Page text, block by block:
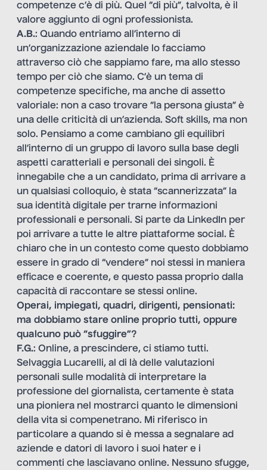
competenze c’è di più. Quel “di più”, talvolta, è il
valore aggiunto di ogni professionista.
A.B.: Quando entriamo all’interno di
un’organizzazione aziendale lo facciamo
attraverso ciò che sappiamo fare, ma allo stesso
tempo per ciò che siamo. C’è un tema di
competenze specifiche, ma anche di assetto
valoriale: non a caso trovare “la persona giusta” è
una delle criticità di un’azienda. Soft skills, ma non
solo. Pensiamo a come cambiano gli equilibri
all’interno di un gruppo di lavoro sulla base degli
aspetti caratteriali e personali dei singoli. È
innegabile che a un candidato, prima di arrivare a
un qualsiasi colloquio, è stata “scannerizzata” la
sua identità digitale per trarne informazioni
professionali e personali. Si parte da LinkedIn per
poi arrivare a tutte le altre piattaforme social. È
chiaro che in un contesto come questo dobbiamo
essere in grado di “vendere” noi stessi in maniera
efficace e coerente, e questo passa proprio dalla
capacità di raccontare se stessi online.
Operai, impiegati, quadri, dirigenti, pensionati:
ma dobbiamo stare online proprio tutti, oppure
qualcuno può “sfuggire”?
F.G.: Online, a prescindere, ci stiamo tutti.
Selvaggia Lucarelli, al di là delle valutazioni
personali sulle modalità di interpretare la
professione del giornalista, certamente è stata
una pioniera nel mostrarci quanto le dimensioni
della vita si compenetrano. Mi riferisco in
particolare a quando si è messa a segnalare ad
aziende e datori di lavoro i suoi hater e i
commenti che lasciavano online. Nessuno sfugge,